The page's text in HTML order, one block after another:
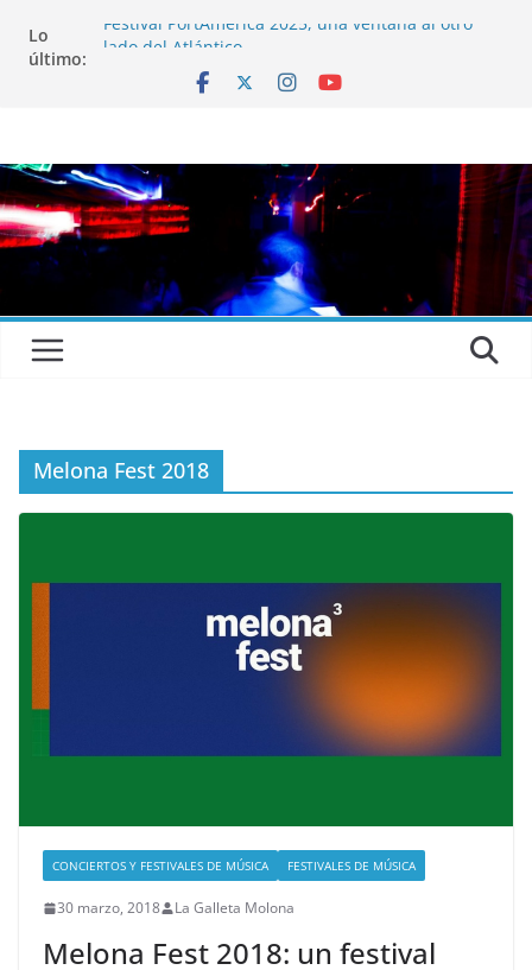
Lo
último:
Festival PortAmérica 2025, una ventana al otro
lado del Atlántico
El Atlantic Fest 2025 propone un menú musical
realmente exquisito
Entrevista a RUMIA
Entrevista a mariagrep
Melona Fest 2018
CONCIERTOS Y FESTIVALES DE MÚSICA FESTIVALES DE MÚSICA
30 marzo, 2018 La Galleta Molona
Melona Fest 2018: un festival